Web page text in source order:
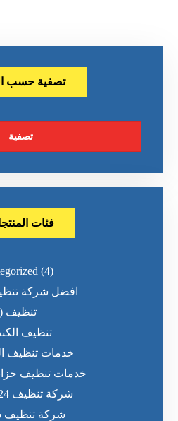
تصفية حسب
تصفية
فئات
(4)
افضل شركة
تنظيف (3)
تنظيف
خدمات تنظيف
خدمات تنظيف
شركة تنظيف 24 ساعة
شركة تنظيف